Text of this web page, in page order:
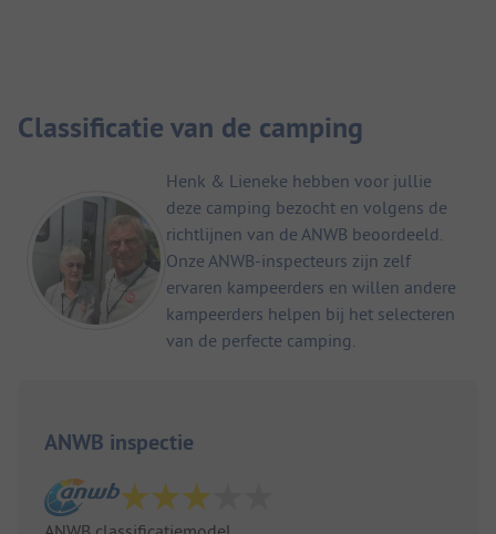
Classificatie van de camping
Henk & Lieneke hebben voor jullie
deze camping bezocht en volgens de
richtlijnen van de ANWB beoordeeld.
Onze ANWB-inspecteurs zijn zelf
ervaren kampeerders en willen andere
kampeerders helpen bij het selecteren
van de perfecte camping.
ANWB inspectie